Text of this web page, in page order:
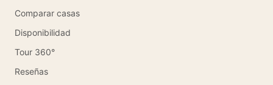
Comparar casas
Disponibilidad
Tour 360°
Reseñas